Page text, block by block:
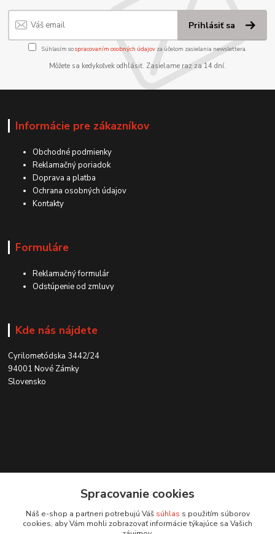
Prihlásiť sa
Súhlasím sospracovaním osobných údajov za účelom zasielania newslettera.
Môžete sa kedykoľvek odhlásiť. Zasielame raz za 14 dní.
Informácie pre zákazníkov
Obchodné podmienky
Reklamačný poriadok
Doprava a platba
Ochrana osobných údajov
Kontakty
Formuláre
Reklamačný formulár
Odstúpenie od zmluvy
Kde nás nájdete
Cyrilometódska 3442/24
94001 Nové Zámky
Slovensko
0915 707 737
(Po-Pia, 8-15 hod.)
Spracovanie cookies
Náš e-shop a partneri potrebujú Váš súhlas s použitím súborov
cookies, aby Vám mohli zobrazovať informácie týkajúce sa Vašich